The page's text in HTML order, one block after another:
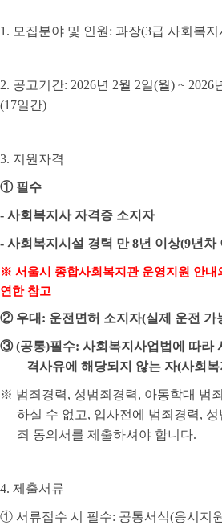
1. 모집분야 및 인원 : 과장(3급 사회복지
2. 공고기간: 2026년 2월 2일(월) ~ 2026
(17일간)
3. 지원자격
① 필수
- 사회복지사 자격증 소지자
- 사회복지시설 경력 만8년 이상(9년차
※ 서울시 종합사회복지관 운영지원 안내
연한 참고
② 우대 : 운전면허 소지자(실제 운전 가
③(공통)필수: 사회복지사업법에 따라
격사유에 해당되지 않는 자(사회
※ 범죄경력, 성범죄경력, 아동학대 범
하실 수 없고, 입사전에 범죄경력, 성
죄 동의서를 제출하셔야 합니다.
4. 제출서류
① 서류접수 시 필수: 공통서식(응시지